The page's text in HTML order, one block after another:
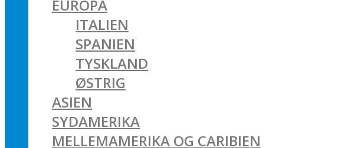
EUROPA
ITALIEN
SPANIEN
TYSKLAND
ØSTRIG
ASIEN
SYDAMERIKA
MELLEMAMERIKA OG CARIBIEN